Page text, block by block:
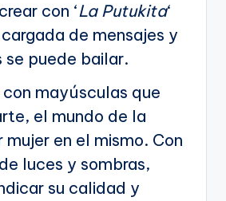
con ‘La Putukita‘
de mensajes y
se puede bailar.
mayúsculas que
el mundo de la
mujer en el mismo. Con
luces y sombras,
su calidad y